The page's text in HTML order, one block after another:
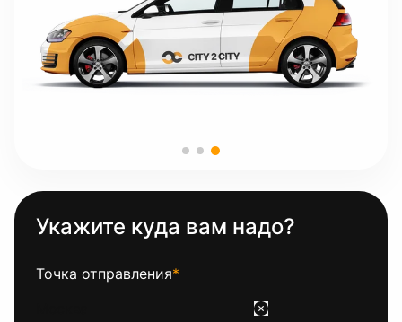
Укажите куда вам надо?
Точка отправления*